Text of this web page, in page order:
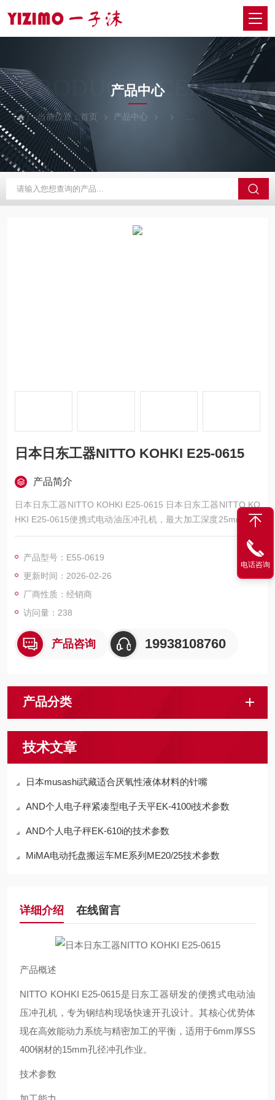
PRODUCTS CENTER
产品中心
当前位置：首页 产品中心 NITTOKOHKI日东工器
日本日东工器NITTO KOHKI E25-0615
产品简介
日本日东工器NITTO KOHKI E25-0615 日本日东工器NITTO KO
HKI E25-0615便携式电动油压冲孔机，最大加工深度25mm，支
持SS400材质6mm板厚/15mm孔径冲孔，配备微调定位功能，单
程作业仅需4.5秒，本体重量7kg，适用于钢结构现场快速开孔
产品型号：E55-0619
更新时间：2026-02-26
厂商性质：经销商
访问量：238
产品咨询 19938108760
产品分类
技术文章
日本musashi武藏适合厌氧性液体材料的针嘴
AND个人电子秤紧凑型电子天平EK-4100i技术参数
AND个人电子秤EK-610i的技术参数
MiMA电动托盘搬运车ME系列ME20/25技术参数
详细介绍 在线留言
产品概述
NITTO KOHKI E25-0615是日东工器研发的便携式电动油
压冲孔机，专为钢结构现场快速开孔设计。其核心优势体
现在高效能动力系统与精密加工的平衡，适用于6mm厚SS
400钢材的15mm孔径冲孔作业。
技术参数
电话咨询